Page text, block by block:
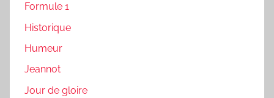
Formule 1
Historique
Humeur
Jeannot
Jour de gloire